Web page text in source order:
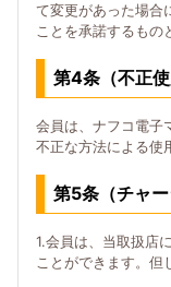
て変更があった場合
ことを承諾するもの
第4条（不正使
会員は、ナフコ電子
不正な方法による使
第5条（チャー
1.会員は、当取扱店
ことができます。但